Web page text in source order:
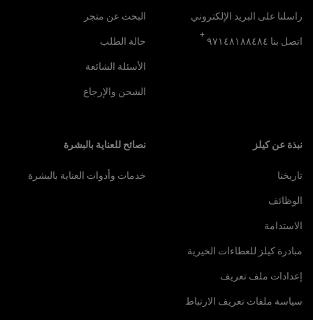
راسلنا على البريد الإلكتروني
اتصل بنا ٩٧١٤٨١٨٨٤٨٤
+
البحث عن متجر
حالة الطلب
الأسئلة الشائعة
الشحن والإرجاع
نبذة عن كيلز
تاريخنا
الوظائف
الاستدامة
مبادرة كيلز للعطاءات الخيرية
إعدادات ملف تعريف
سياسة ملفات تعريف الارتباط
نصائح للعناية بالبشرة
خدمات وأدوات العناية بالبشرة